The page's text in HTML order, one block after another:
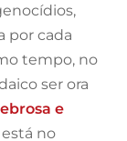
por cada
tempo, no
ser ora
e
no